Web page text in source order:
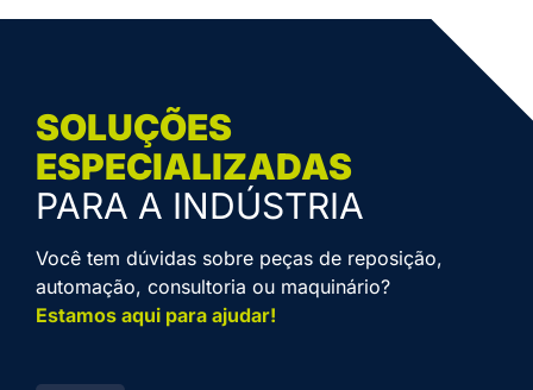
SOLUÇÕES
ESPECIALIZADAS
PARA A INDÚSTRIA
Você tem dúvidas sobre peças de reposição,
automação, consultoria ou maquinário?
Estamos aqui para ajudar!